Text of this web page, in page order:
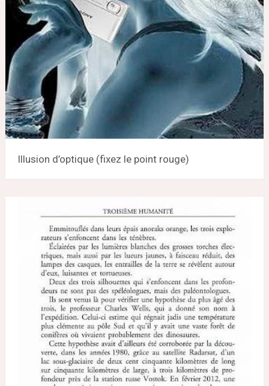
Illusion d’optique (fixez le point rouge)